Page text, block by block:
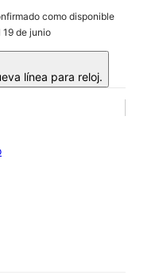
como disponible
de junio
línea para reloj.